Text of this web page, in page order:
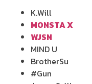
K.Will
MONSTA X
WJSN
MIND U
BrotherSu
#Gun